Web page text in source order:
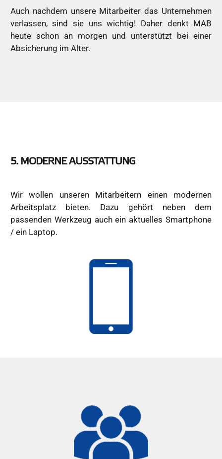
Auch nachdem unsere Mitarbeiter das Unternehmen
verlassen, sind sie uns wichtig! Daher denkt MAB
heute schon an morgen und unterstützt bei einer
Absicherung im Alter.
5. MODERNE AUSSTATTUNG
Wir wollen unseren Mitarbeitern einen modernen
Arbeitsplatz bieten. Dazu gehört neben dem
passenden Werkzeug auch ein aktuelles Smartphone
/ ein Laptop.